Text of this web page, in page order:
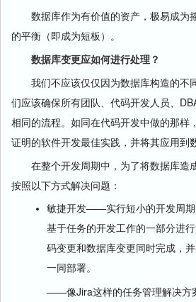
数据库作为有价值的资产，极易成为
的平衡（即成为短板）。
数据库变更应如何进行处理？
我们不应该仅仅因为数据库构造的不
们应该确保所有团队、代码开发人员、
相同的流程。如同在代码开发中做的那样
证明的软件开发最佳实践，并将其应用到
在整个开发周期中，为了将数据库造
按照以下方式解决问题：
敏捷开发——实行短小的开发周期
基于任务的开发工作的一部分进
码变更和数据库变更同时完成，
一同部署。
——像Jira这样的任务管理解决方